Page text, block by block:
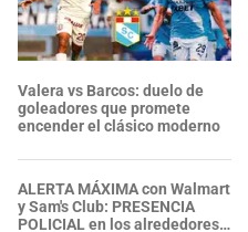
Valera vs Barcos: duelo de
goleadores que promete
encender el clásico moderno
ALERTA MÁXIMA con Walmart
y Sam's Club: PRESENCIA
POLICIAL en los alrededores